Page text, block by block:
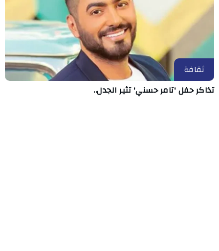
ثقافة
تذاكر حفل 'تامر حسني' تثير الجدل..